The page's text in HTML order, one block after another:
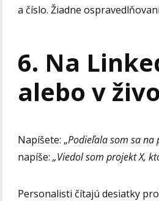
a číslo. Žiadne
6. Na
alebo v
Napíšete: „Podieľala som sa na
napíše:„Viedol som projekt X,
Personalisti čítajú desiatky